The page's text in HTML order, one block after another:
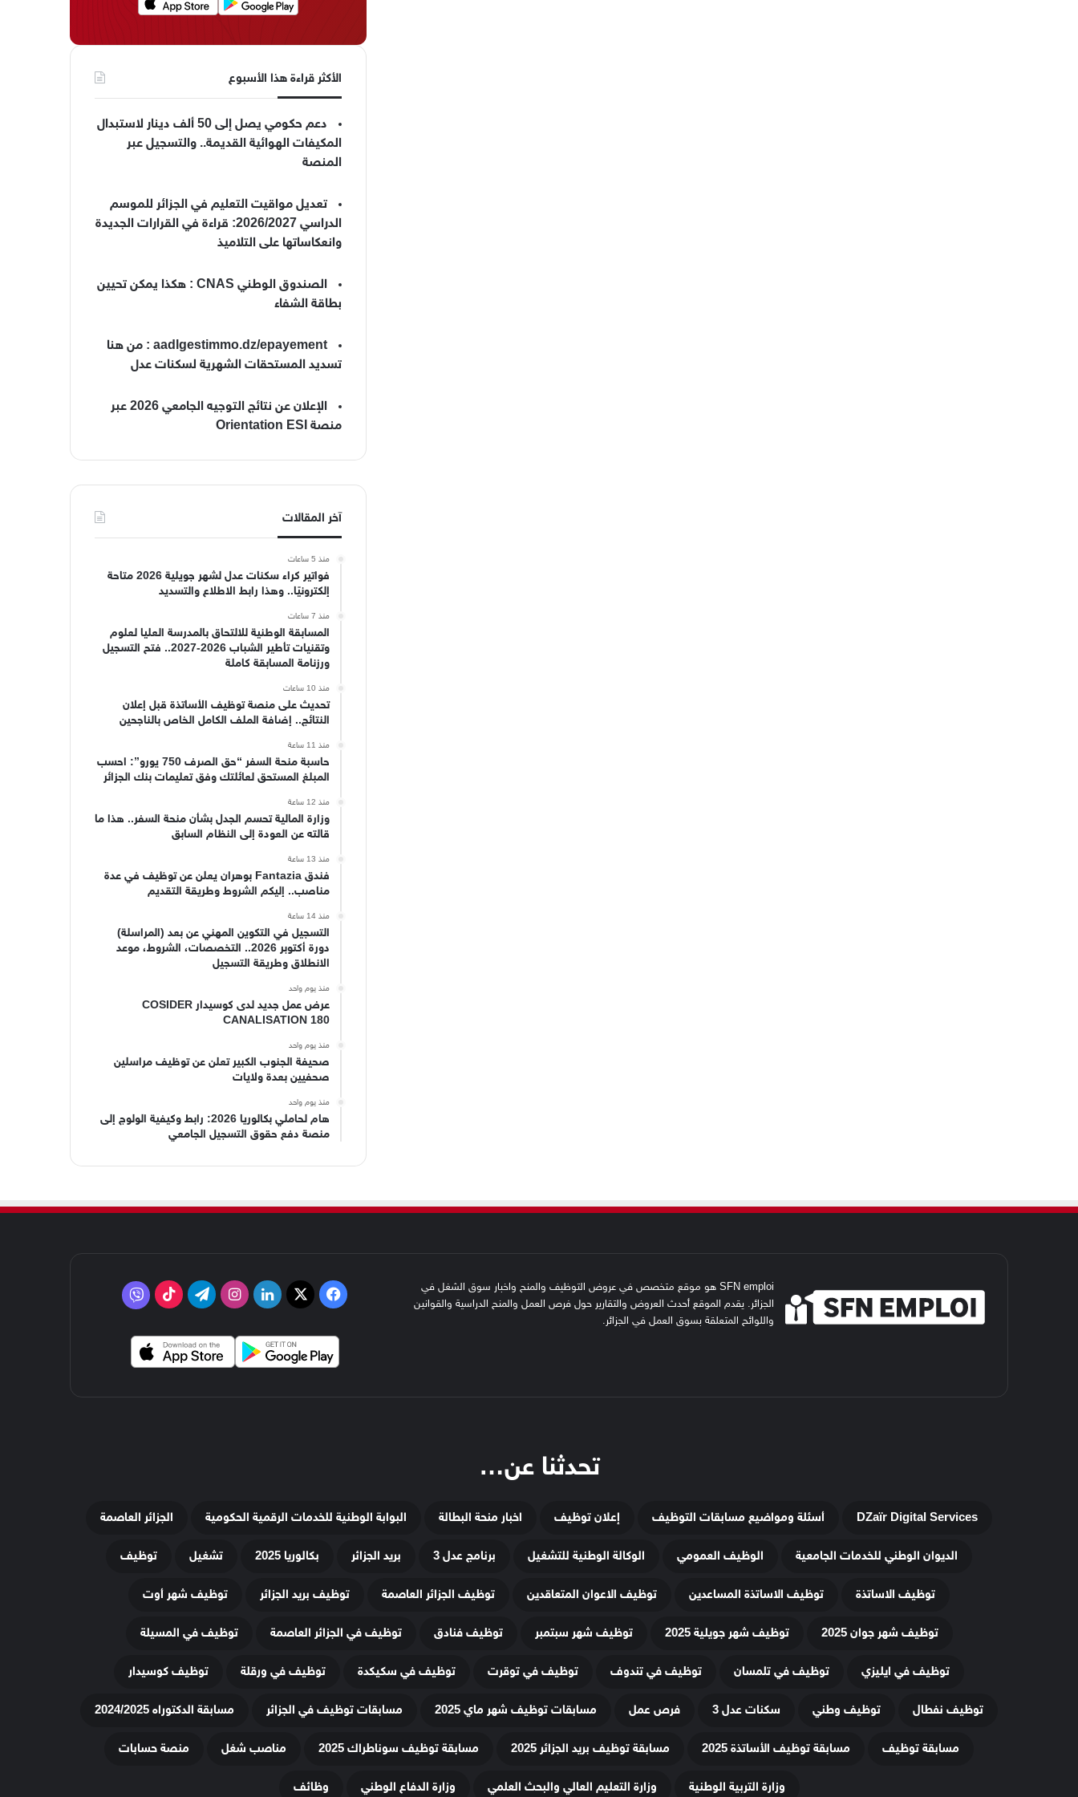
الأكثر قراءة هذا الأسبوع
دعم حكومي يصل إلى 50 ألف دينار لاستبدال
المكيفات الهوائية القديمة.. والتسجيل عبر
المنصة
تعديل مواقيت التعليم في الجزائر للموسم
الدراسي 2026/2027: قراءة في القرارات الجديدة
وانعكاساتها على التلاميذ
الصندوق الوطني CNAS : هكذا يمكن تحيين
بطاقة الشفاء
aadlgestimmo.dz/epayement : من هنا
تسديد المستحقات الشهرية لسكنات عدل
الإعلان عن نتائج التوجيه الجامعي 2026 عبر
منصة Orientation ESI
آخر المقالات
منذ 5 ساعات
فواتير كراء سكنات عدل لشهر جويلية 2026 متاحة
إلكترونيًا.. وهذا رابط الاطلاع والتسديد
منذ 7 ساعات
المسابقة الوطنية للالتحاق بالمدرسة العليا لعلوم
وتقنيات تأطير الشباب 2026-2027.. فتح التسجيل
ورزنامة المسابقة كاملة
منذ 10 ساعات
تحديث على منصة توظيف الأساتذة قبل إعلان
النتائج.. إضافة الملف الكامل الخاص بالناجحين
منذ 11 ساعة
حاسبة منحة السفر “حق الصرف 750 يورو”: احسب
المبلغ المستحق لعائلتك وفق تعليمات بنك الجزائر
منذ 12 ساعة
وزارة المالية تحسم الجدل بشأن منحة السفر.. هذا ما
قالته عن العودة إلى النظام السابق
منذ 13 ساعة
فندق Fantazia بوهران يعلن عن توظيف في عدة
مناصب.. إليكم الشروط وطريقة التقديم
منذ 14 ساعة
التسجيل في التكوين المهني عن بعد (المراسلة)
دورة أكتوبر 2026.. التخصصات، الشروط، موعد
الانطلاق وطريقة التسجيل
منذ يوم واحد
عرض عمل جديد لدى كوسيدار COSIDER
CANALISATION 180
منذ يوم واحد
صحيفة الجنوب الكبير تعلن عن توظيف مراسلين
صحفيين بعدة ولايات
منذ يوم واحد
هام لحاملي بكالوريا 2026: رابط وكيفية الولوج إلى
منصة دفع حقوق التسجيل الجامعي
SFN emploi هو موقع متخصص في عروض التوظيف والمنح واخبار سوق الشغل في
الجزائر. يقدم الموقع أحدث العروض والتقارير حول فرص العمل والمنح الدراسية والقوانين
واللوائح المتعلقة بسوق العمل في الجزائر.
فيسبوك
‫X لينكدإنانستقرامتيلقرام‫TikTokفايبر
تحدثنا عن…
DZaïr Digital Services أسئلة ومواضيع مسابقات التوظيف إعلان توظيف اخبار منحة البطالة البوابة الوطنية للخدمات الرقمية الحكومية الجزائر العاصمة
الديوان الوطني للخدمات الجامعية الوظيف العمومي الوكالة الوطنية للتشغيل برنامج عدل 3 بريد الجزائر بكالوريا 2025 تشغيل توظيف
توظيف الاساتذة توظيف الاساتذة المساعدين توظيف الاعوان المتعاقدين توظيف الجزائر العاصمة توظيف بريد الجزائر توظيف شهر أوت
توظيف شهر جوان 2025 توظيف شهر جويلية 2025 توظيف شهر سبتمبر توظيف فنادق توظيف في الجزائر العاصمة توظيف في المسيلة
توظيف في ايليزي توظيف في تلمسان توظيف في تندوف توظيف في توقرت توظيف في سكيكدة توظيف في ورقلة توظيف كوسيدار
توظيف نفطال توظيف وطني سكنات عدل 3 فرص عمل مسابقات توظيف شهر ماي 2025 مسابقات توظيف في الجزائر مسابقة الدكتوراه 2024/2025
مسابقة توظيف مسابقة توظيف الأساتذة 2025 مسابقة توظيف بريد الجزائر 2025 مسابقة توظيف سوناطراك 2025 مناصب شغل منصة حسابات
وزارة التربية الوطنية وزارة التعليم العالي والبحث العلمي وزارة الدفاع الوطني وظائف